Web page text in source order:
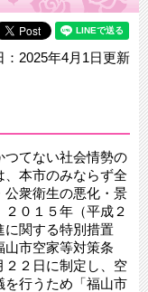
2025年4月1日更新
つてない社会情勢の
本市のみならず全
公衆衛生の悪化・景
０１５年（平成２
に関する特別措置
市空家等対策条
２２日に制定し、空
を行うため「福山市